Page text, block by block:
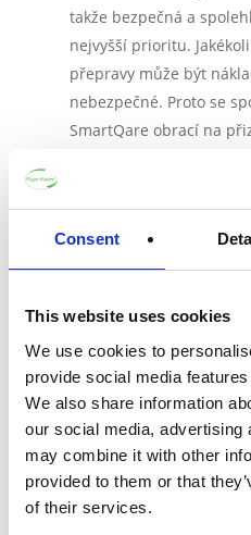
Consent
This website uses cookies
We use cookies to
provide social media
We also share information
our social media, advertising
may combine it with other
provided to them or that
of their services.
takže bezpečná a
nejvyšší prioritu.
přepravy může být
nebezpečné. Proto se
SmartQare obrací na
zařízení, zajistí, že
takovém stavu, jakým
Branding
Značkové balení je
zanechat pozitivní
produkt. Pokud chcete
jméno vaší společnosti,
bez tisku na obal s
pro vás řešení. Při
vložek přesně vytvoříme